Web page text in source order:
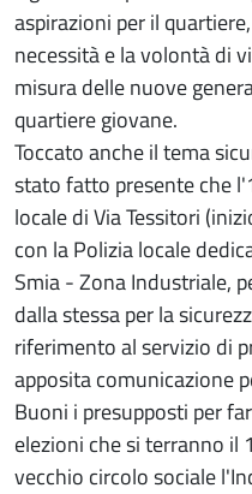
aspirazioni per il
necessità e la volontà di
misura delle nuove
quartiere giovane.
Toccato anche il tema
stato fatto presente che
locale di Via Tessitori
con la Polizia locale
Smia - Zona Industriale,
dalla stessa per la
riferimento al servizio di
apposita comunicazione
Buoni i presupposti per
elezioni che si terranno il
vecchio circolo sociale